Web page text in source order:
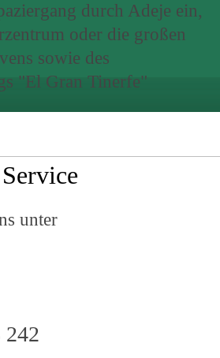
durch Adeje ein,
oder die großen
sowie des
"El Gran Tinerfe"
unter
242